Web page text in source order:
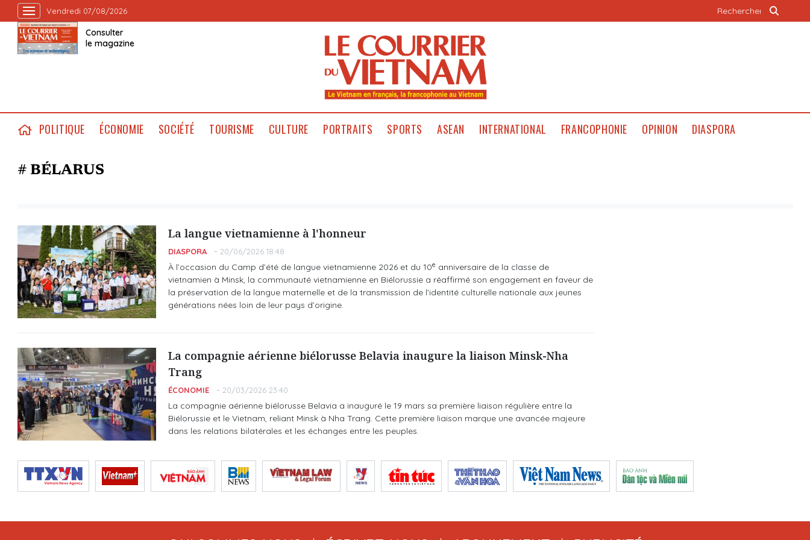
Vendredi 07/08/2026
Consulter
le magazine
POLITIQUE ÉCONOMIE SOCIÉTÉ TOURISME CULTURE PORTRAITS SPORTS ASEAN INTERNATIONAL FRANCOPHONIE OPINION DIASPORA
# BÉLARUS
La langue vietnamienne à l'honneur
DIASPORA 20/06/2026 18:48
À l’occasion du Camp d’été de langue vietnamienne 2026 et du 10e anniversaire de la classe de
vietnamien à Minsk, la communauté vietnamienne en Biélorussie a réaffirmé son engagement en faveur de
la préservation de la langue maternelle et de la transmission de l’identité culturelle nationale aux jeunes
générations nées loin de leur pays d’origine.
La compagnie aérienne biélorusse Belavia inaugure la liaison Minsk-Nha
Trang
ÉCONOMIE 20/03/2026 23:40
La compagnie aérienne biélorusse Belavia a inauguré le 19 mars sa première liaison régulière entre la
Biélorussie et le Vietnam, reliant Minsk à Nha Trang. Cette première liaison marque une avancée majeure
dans les relations bilatérales et les échanges entre les peuples.